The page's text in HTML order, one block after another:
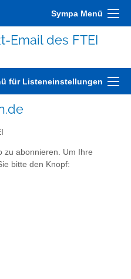
Sympa Menü
Email des FTEI
für Listeneinstellungen
zu abonnieren. Um Ihre
bitte den Knopf: